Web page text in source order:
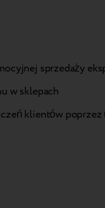
sprzedaży
w sklepach
klientów